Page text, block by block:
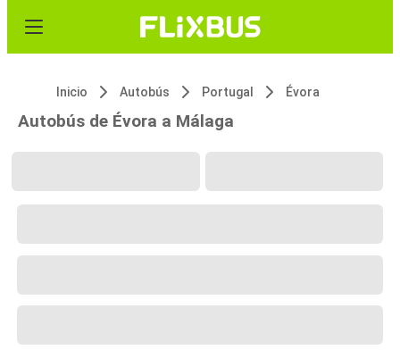
Inicio Autobús Portugal Évora
Autobús de Évora a Málaga